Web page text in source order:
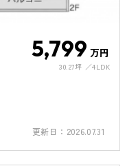
5,799 万円
30.27坪 4LDK
更新日： 2026.07.31